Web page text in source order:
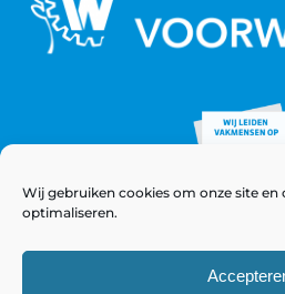
Wij gebruiken cookies om onze site en
optimaliseren.